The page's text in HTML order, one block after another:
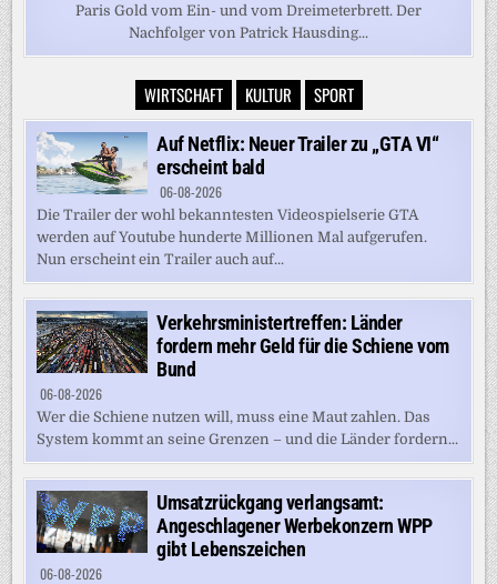
Paris Gold vom Ein- und vom Dreimeterbrett. Der
Nachfolger von Patrick Hausding...
WIRTSCHAFT KULTUR SPORT
Auf Netflix: Neuer Trailer zu „GTA VI“
erscheint bald
06-08-2026
Die Trailer der wohl bekanntesten Videospielserie GTA
werden auf Youtube hunderte Millionen Mal aufgerufen.
Nun erscheint ein Trailer auch auf...
Verkehrsministertreffen: Länder
fordern mehr Geld für die Schiene vom
Bund
06-08-2026
Wer die Schiene nutzen will, muss eine Maut zahlen. Das
System kommt an seine Grenzen – und die Länder fordern...
Umsatzrückgang verlangsamt:
Angeschlagener Werbekonzern WPP
gibt Lebenszeichen
06-08-2026